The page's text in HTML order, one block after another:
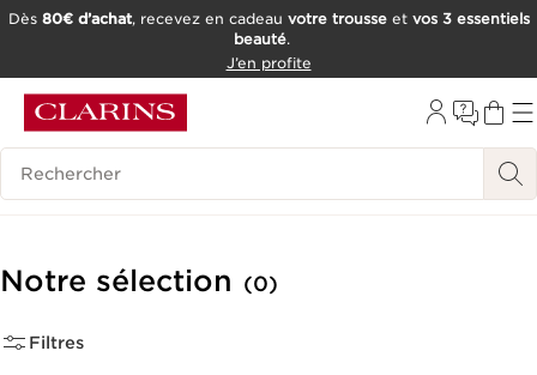
OUTIL D'ACCESSIBILITÉ
Dès 80€ d’achat, recevez en cadeau votre trousseet vos 3 essentiels
beauté.
J’en profite
Historique des recherches
Notre sélection (0)
Filtres